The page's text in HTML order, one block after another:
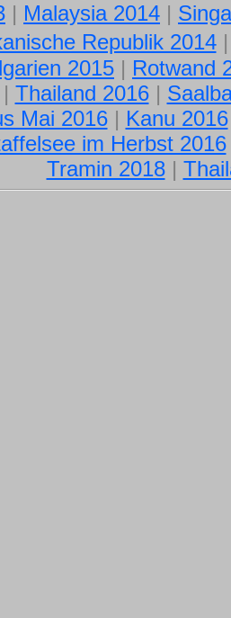
| Malaysia 2014 |
Republik 2014
2015 | Rotwand
Thailand 2016|
Mai 2016| Kanu 2016
im Herbst 2016
Tramin 2018|